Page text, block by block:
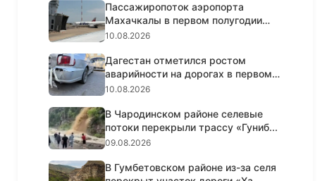
Пассажиропоток аэропорта
Махачкалы в первом полугодии
вырос...
10.08.2026
Дагестан отметился ростом
аварийности на дорогах в первом
по...
10.08.2026
В Чародинском районе селевые
потоки перекрыли трассу «Гуниб...
09.08.2026
В Гумбетовском районе из-за селя